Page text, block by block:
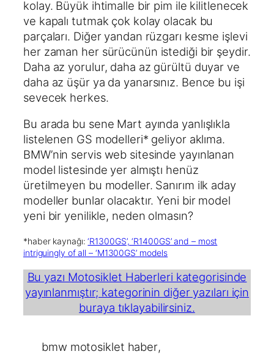
kolay. Büyük ihtimalle bir pim ile kilitlenecek
ve kapalı tutmak çok kolay olacak bu
parçaları. Diğer yandan rüzgarı kesme işlevi
her zaman her sürücünün istediği bir şeydir.
Daha az yorulur, daha az gürültü duyar ve
daha az üşür ya da yanarsınız. Bence bu işi
sevecek herkes.
Bu arada bu sene Mart ayında yanlışlıkla
listelenen GS modelleri* geliyor aklıma.
BMW’nin servis web sitesinde yayınlanan
model listesinde yer almıştı henüz
üretilmeyen bu modeller. Sanırım ilk aday
modeller bunlar olacaktır. Yeni bir model
yeni bir yenilikle, neden olmasın?
*haber kaynağı:‘R1300GS’, ‘R1400GS’ and – most
intriguingly of all – ‘M1300GS’ models
Bu yazı Motosiklet Haberleri kategorisinde
yayınlanmıştır; kategorinin diğer yazıları için
buraya tıklayabilirsiniz.
bmw motosiklet haber,